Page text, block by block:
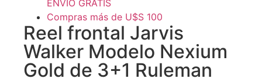
ENVIO GRATIS
Compras más de U$S 100
Reel frontal Jarvis
Walker Modelo Nexium
Gold de 3+1 Ruleman